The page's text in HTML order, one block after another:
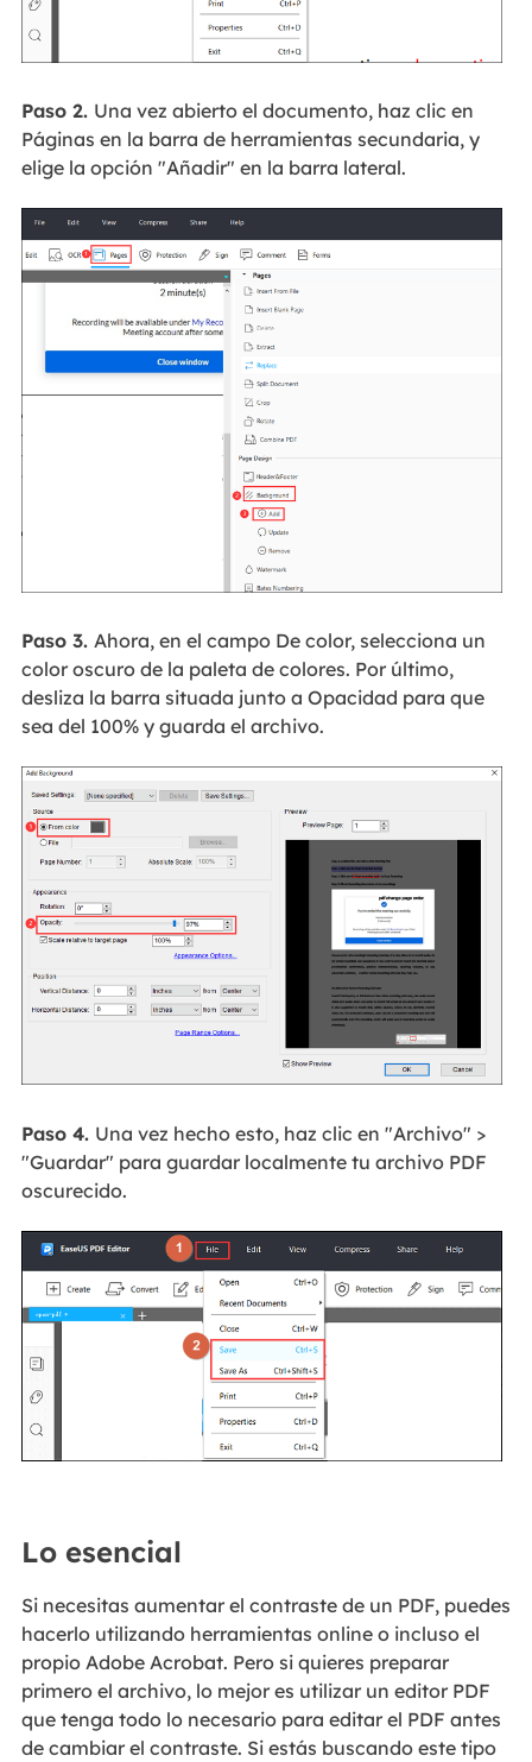
Paso 2. Una vez abierto el documento, haz clic en
Páginas en la barra de herramientas secundaria, y
elige la opción "Añadir" en la barra lateral.
Paso 3. Ahora, en el campo De color, selecciona un
color oscuro de la paleta de colores. Por último,
desliza la barra situada junto a Opacidad para que
sea del 100% y guarda el archivo.
Paso 4. Una vez hecho esto, haz clic en "Archivo" >
"Guardar" para guardar localmente tu archivo PDF
oscurecido.
Lo esencial
Si necesitas aumentar el contraste de un PDF, puedes
hacerlo utilizando herramientas online o incluso el
propio Adobe Acrobat. Pero si quieres preparar
primero el archivo, lo mejor es utilizar un editor PDF
que tenga todo lo necesario para editar el PDF antes
de cambiar el contraste. Si estás buscando este tipo